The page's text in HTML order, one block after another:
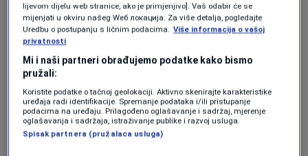
Uhapšena NBA zvijezda, Amerikanci
otkrili i razlog
KOŠARKA|13. jun.
Šokantne scene iz Grčke: Tyrique
Jones brutalno nokautirao Kendricka
KOŠARKA|13. jun.
Nakon odličnog ubačaja Ahmeda, Khoukhi se
lijevom dijelu web stranice, ako je primjenjivo]. Vaš odabir će se
mijenjati u okviru našeg Wеб локација. Za više detalja, pogledajte
Uredbu o postupanju s ličnim podacima. Više informacija o vašoj
privatnosti
Mi i naši partneri obrađujemo podatke kako bismo
pružali:
Koristite podatke o tačnoj geolokaciji. Aktivno skenirajte karakteristike
uređaja radi identifikacije. Spremanje podataka i/ili pristupanje
podacima na uređaju. Prilagođeno oglašavanje i sadržaj, mjerenje
oglašavanja i sadržaja, istraživanje publike i razvoj usluga.
Spisak partnera (pružalaca usluga)